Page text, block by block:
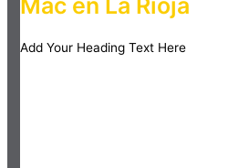
Mac en La Rioja
Add Your Heading Text Here